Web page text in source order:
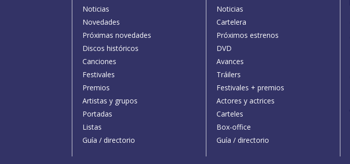
Noticias
Novedades
Próximas novedades
Discos históricos
Canciones
Festivales
Premios
Artistas y grupos
Portadas
Listas
Guía / directorio
Noticias
Cartelera
Próximos estrenos
DVD
Avances
Tráilers
Festivales + premios
Actores y actrices
Carteles
Box-office
Guía / directorio